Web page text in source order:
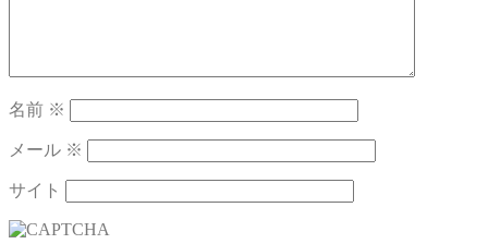
名前 ※
メール ※
サイト